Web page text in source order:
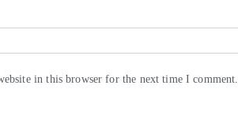
in this browser for the next time I comment.